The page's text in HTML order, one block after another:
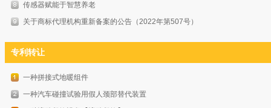
传感器赋能于智慧养老
关于商标代理机构重新备案的公告（2022年第507号）
专利转让
一种拼接式地暖组件
一种汽车碰撞试验用假人颈部替代装置